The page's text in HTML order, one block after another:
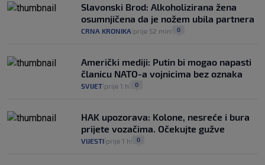
Slavonski Brod: Alkoholizirana žena
osumnjičena da je nožem ubila partnera
CRNA KRONIKA prije 52 min 0
Američki mediji: Putin bi mogao napasti
članicu NATO-a vojnicima bez oznaka
SVIJET prije 1 h 0
HAK upozorava: Kolone, nesreće i bura
prijete vozačima. Očekujte gužve
VIJESTI prije 1 h 0